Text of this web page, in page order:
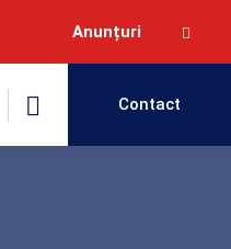
Anunțuri
Contact